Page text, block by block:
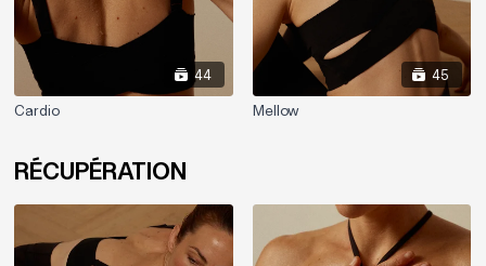
44
Cardio
45
Mellow
RÉCUPÉRATION